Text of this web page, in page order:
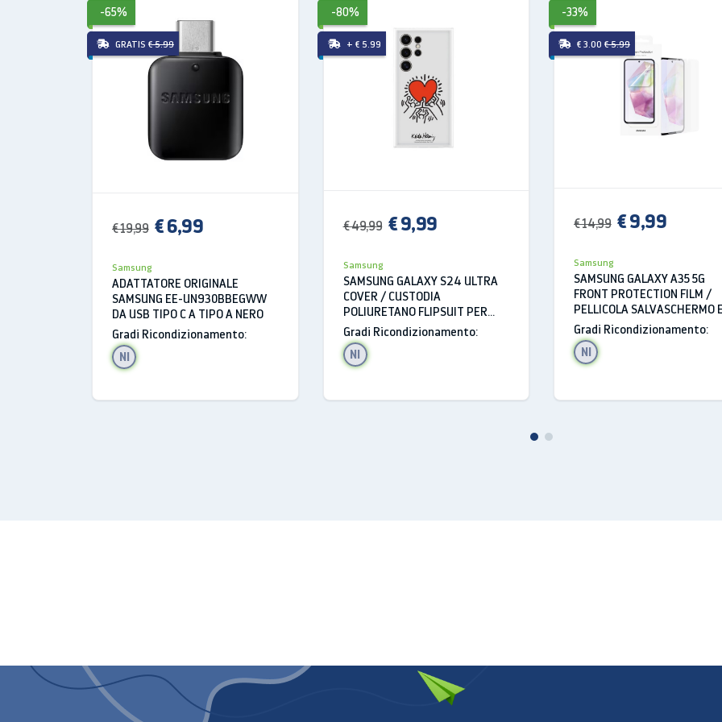
Uno strumento pratico ed efficace basato sull'AI da
monitorare la tua salute
Più indossi il tuo Galaxy Ring, più diventa smart. Infila Galaxy Ring al dito permonitorare
il giorno. Poi controlla l'app Samsung Health per ottenere un rapporto
Custodia di ricarica pratica e trasparente
-65%
GRATIS € 5.99
€ 19,99 € 6,99
Samsung
ADATTATORE ORIGINALE
SAMSUNG EE-UN930BBEGWW
DA USB TIPO C A TIPO A NERO
Gradi Ricondizionamento:
NI
-80%
+ € 5.99
€ 49,99 € 9,99
Samsung
SAMSUNG GALAXY S24 ULTRA
COVER / CUSTODIA
POLIURETANO FLIPSUIT PER
CELLULARE EF-MS928CWEGWW
WHITE / BIANCO
Gradi Ricondizionamento:
NI
-33%
€ 3.00 € 5.99
€ 14,99 € 9,99
Samsung
SAMSUNG GALAXY A35 5G
FRONT PROTECTION FILM /
PELLICOLA SALVASCHERMO
UA356CTEGWW
Gradi Ricondizionamento:
NI